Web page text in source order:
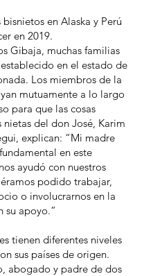
en Alaska y Perú
en 2019.
Gibaja, muchas familias
en el estado de
Los miembros de la
mutuamente a lo largo
para que las cosas
nietas del don José, Karim
explican: “Mi madre
en este
ayudó con nuestros
podido trabajar,
o involucrarnos en la
su apoyo.”
tienen diferentes niveles
sus países de origen.
abogado y padre de dos